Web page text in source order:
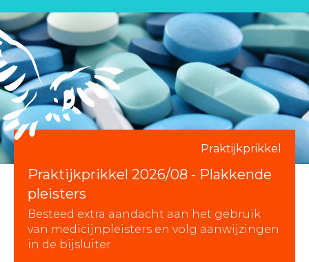
Praktijkprikkel
Praktijkprikkel 2026/08 - Plakkende
pleisters
Besteed extra aandacht aan het gebruik
van medicijnpleisters en volg aanwijzingen
in de bijsluiter